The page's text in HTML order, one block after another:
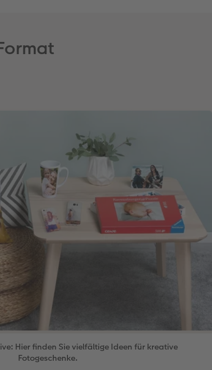
Hier finden Sie vielfältige Ideen für kreative
Fotogeschenke.